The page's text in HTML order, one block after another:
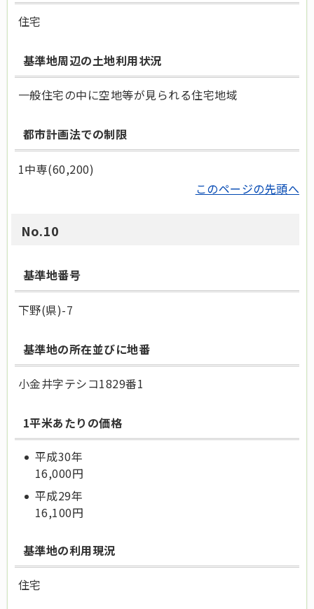
住宅
基準地周辺の土地利用状況
一般住宅の中に空地等が見られる住宅地域
都市計画法での制限
1中専(60,200)
このページの先頭へ
No.10
基準地番号
下野(県)-7
基準地の所在並びに地番
小金井字テシコ1829番1
1平米あたりの価格
平成30年
16,000円
平成29年
16,100円
基準地の利用現況
住宅